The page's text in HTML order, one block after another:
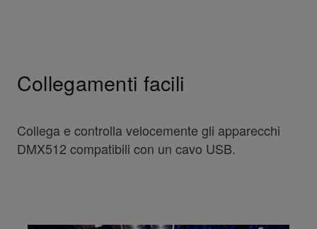
Collegamenti facili
Collega e controlla velocemente gli apparecchi
DMX512 compatibili con un cavo USB.